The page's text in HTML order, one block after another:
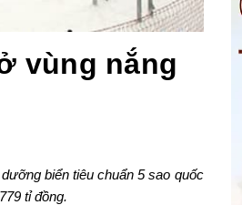
vùng nắng
biển tiêu chuẩn 5 sao quốc
tỉ đồng.